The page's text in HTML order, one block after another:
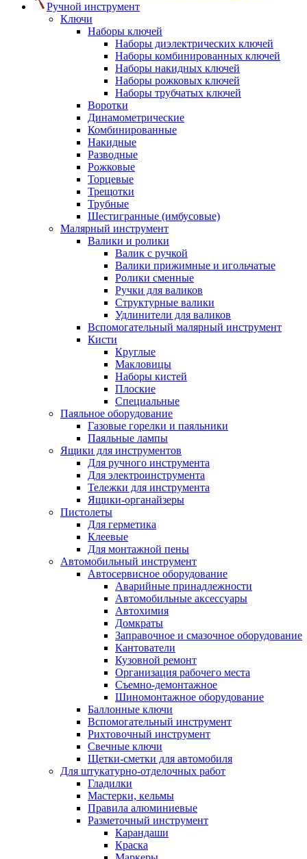
Ручной инструмент
Ключи
Наборы ключей
Наборы диэлектрических ключей
Наборы комбинированных ключей
Наборы накидных ключей
Наборы рожковых ключей
Наборы трубчатых ключей
Воротки
Динамометрические
Комбинированные
Накидные
Разводные
Рожковые
Торцевые
Трещотки
Трубные
Шестигранные (имбусовые)
Малярный инструмент
Валики и ролики
Валик с ручкой
Валики прижимные и игольчатые
Ролики сменные
Ручки для валиков
Структурные валики
Удлинители для валиков
Вспомогательный малярный инструмент
Кисти
Круглые
Макловицы
Наборы кистей
Плоские
Специальные
Паяльное оборудование
Газовые горелки и паяльники
Паяльные лампы
Ящики для инструментов
Для ручного инструмента
Для электроинструмента
Тележки для инструмента
Ящики-органайзеры
Пистолеты
Для герметика
Клеевые
Для монтажной пены
Автомобильный инструмент
Автосервисное оборудование
Аварийные принадлежности
Автомобильные аксессуары
Автохимия
Домкраты
Заправочное и смазочное оборудование
Кантователи
Кузовной ремонт
Организация рабочего места
Съемно-демонтажное
Шиномонтажное оборудование
Баллонные ключи
Вспомогательный инструмент
Рихтовочный инструмент
Свечные ключи
Щетки-сметки для автомобиля
Для штукатурно-отделочных работ
Гладилки
Мастерки, кельмы
Правила алюминиевые
Разметочный инструмент
Карандаши
Краска